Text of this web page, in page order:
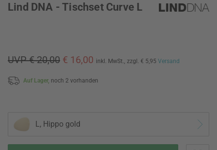
Lind DNA - Tischset Curve L
UVP € 20,00 € 16,00 inkl. MwSt., zzgl. € 5,95 Versand
Auf Lager, noch 2 vorhanden
L, Hippo gold